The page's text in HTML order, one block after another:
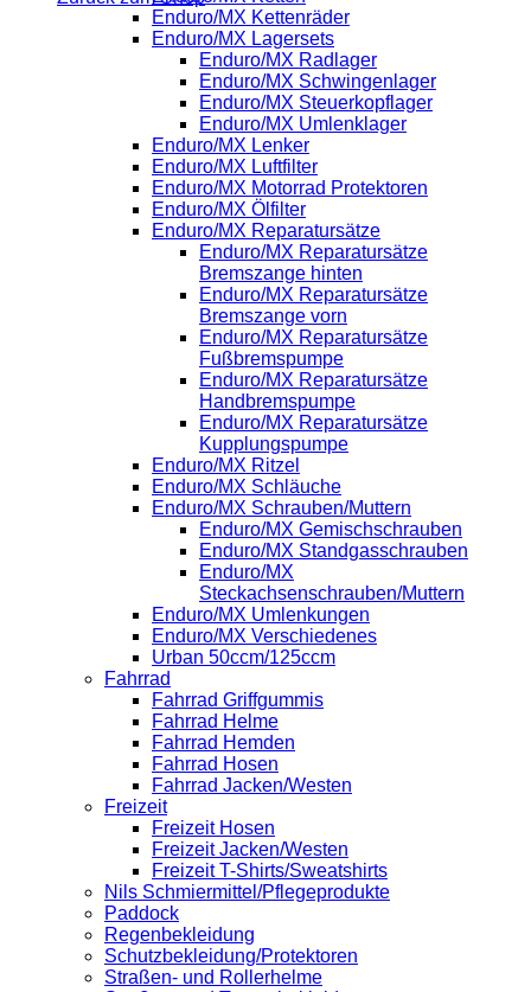
Enduro/MX Kettenräder
Enduro/MX Lagersets
Enduro/MX Radlager
Enduro/MX Schwingenlager
Enduro/MX Steuerkopflager
Enduro/MX Umlenklager
Enduro/MX Lenker
Enduro/MX Luftfilter
Enduro/MX Motorrad Protektoren
Enduro/MX Ölfilter
Enduro/MX Reparatursätze
Enduro/MX Reparatursätze
Bremszange hinten
Enduro/MX Reparatursätze
Bremszange vorn
Enduro/MX Reparatursätze
Fußbremspumpe
Enduro/MX Reparatursätze
Handbremspumpe
Enduro/MX Reparatursätze
Kupplungspumpe
Enduro/MX Ritzel
Enduro/MX Schläuche
Enduro/MX Schrauben/Muttern
Enduro/MX Gemischschrauben
Enduro/MX Standgasschrauben
Enduro/MX
Steckachsenschrauben/Muttern
Enduro/MX Umlenkungen
Enduro/MX Verschiedenes
Urban 50ccm/125ccm
Fahrrad
Fahrrad Griffgummis
Fahrrad Helme
Fahrrad Hemden
Fahrrad Hosen
Fahrrad Jacken/Westen
Freizeit
Freizeit Hosen
Freizeit Jacken/Westen
Freizeit T-Shirts/Sweatshirts
Nils Schmiermittel/Pflegeprodukte
Paddock
Regenbekleidung
Schutzbekleidung/Protektoren
Straßen- und Rollerhelme